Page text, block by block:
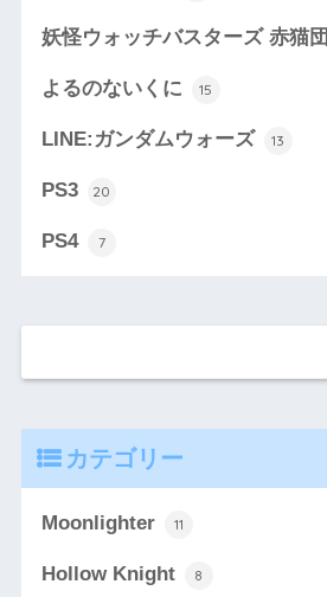
妖怪ウォッチバスターズ 赤猫団
よるのないくに 15
LINE:ガンダムウォーズ 13
PS3 20
PS4 7
カテゴリー
Moonlighter 11
Hollow Knight 8